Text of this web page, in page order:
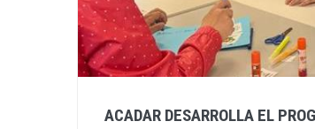
ACADAR DESARROLLA EL